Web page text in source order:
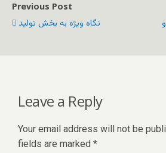
Previous Post
نگاه ویژه به بخش تولید
Leave a Reply
Your email address will not be
fields are marked *